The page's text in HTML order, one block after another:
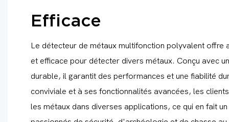
Efficace
Le détecteur de métaux multifonction polyvalent offre
et efficace pour détecter divers métaux. Conçu avec
durable, il garantit des performances et une fiabilité
conviviale et à ses fonctionnalités avancées, les
les métaux dans diverses applications, ce qui en fait